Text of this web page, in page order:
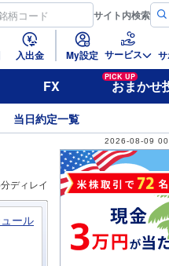
サイト内検索
入出金 My設定 サービス
FX
PICK UP
おまかせ
当日約定一覧
2026-08-09
ディレイ
ール